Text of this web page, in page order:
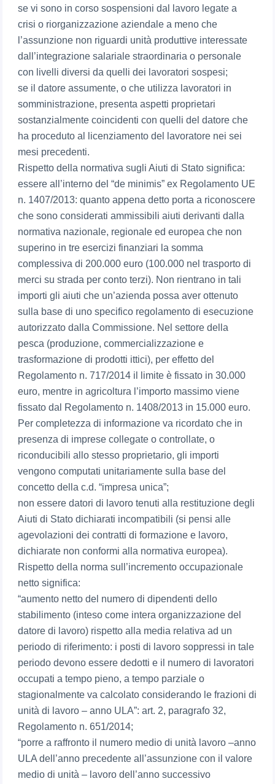
se vi sono in corso sospensioni dal lavoro legate a
crisi o riorganizzazione aziendale a meno che
l’assunzione non riguardi unità produttive interessate
dall’integrazione salariale straordinaria o personale
con livelli diversi da quelli dei lavoratori sospesi;
se il datore assumente, o che utilizza lavoratori in
somministrazione, presenta aspetti proprietari
sostanzialmente coincidenti con quelli del datore che
ha proceduto al licenziamento del lavoratore nei sei
mesi precedenti.
Rispetto della normativa sugli Aiuti di Stato significa:
essere all’interno del “de minimis” ex Regolamento UE
n. 1407/2013: quanto appena detto porta a riconoscere
che sono considerati ammissibili aiuti derivanti dalla
normativa nazionale, regionale ed europea che non
superino in tre esercizi finanziari la somma
complessiva di 200.000 euro (100.000 nel trasporto di
merci su strada per conto terzi). Non rientrano in tali
importi gli aiuti che un’azienda possa aver ottenuto
sulla base di uno specifico regolamento di esecuzione
autorizzato dalla Commissione. Nel settore della
pesca (produzione, commercializzazione e
trasformazione di prodotti ittici), per effetto del
Regolamento n. 717/2014 il limite è fissato in 30.000
euro, mentre in agricoltura l’importo massimo viene
fissato dal Regolamento n. 1408/2013 in 15.000 euro.
Per completezza di informazione va ricordato che in
presenza di imprese collegate o controllate, o
riconducibili allo stesso proprietario, gli importi
vengono computati unitariamente sulla base del
concetto della c.d. “impresa unica”;
non essere datori di lavoro tenuti alla restituzione degli
Aiuti di Stato dichiarati incompatibili (si pensi alle
agevolazioni dei contratti di formazione e lavoro,
dichiarate non conformi alla normativa europea).
Rispetto della norma sull’incremento occupazionale
netto significa:
“aumento netto del numero di dipendenti dello
stabilimento (inteso come intera organizzazione del
datore di lavoro) rispetto alla media relativa ad un
periodo di riferimento: i posti di lavoro soppressi in tale
periodo devono essere dedotti e il numero di lavoratori
occupati a tempo pieno, a tempo parziale o
stagionalmente va calcolato considerando le frazioni di
unità di lavoro – anno ULA”: art. 2, paragrafo 32,
Regolamento n. 651/2014;
“porre a raffronto il numero medio di unità lavoro –anno
ULA dell’anno precedente all’assunzione con il valore
medio di unità – lavoro dell’anno successivo